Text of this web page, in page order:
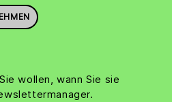
wollen, wann Sie sie